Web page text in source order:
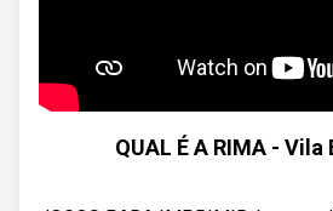
QUAL É A RIMA -